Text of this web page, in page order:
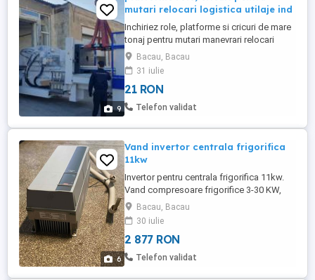
9
mutari relocari logistica utilaje ind
Inchiriez role, platforme si cricuri de mare
tonaj pentru mutari manevrari relocari
utilaje industriale sau diverse
echipamente. Oferim, la cerere, logistica si
personal calificat.
Bacau, Bacau
31 iulie
21 RON
Telefon validat
6
Vand invertor centrala frigorifica
11kw
Invertor pentru centrala frigorifica 11kw.
Vand compresoare frigorifice 3-30 KW,
vaporizatoare pt camere frigorifice vitrine
frigorifice (din inox pentru peste),vitrine
frigorifice expunere lactate, mese inox,
expresor cafea profesional, vitrine
frigorifice verticale cu 1 3 5 usi. (VANZARI
Bacau, Bacau
30 iulie
2 877 RON
Telefon validat